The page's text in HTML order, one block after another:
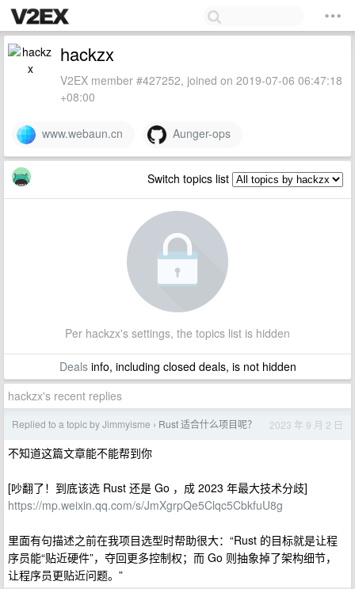
hackzx
V2EX member #427252, joined on 2019-07-06 06:47:18
+08:00
www.webaun.cn Aunger-ops
Switch topics list
Per hackzx's settings, the topics list is hidden
Dealsinfo, including closed deals, is not hidden
hackzx's recent replies
Replied to a topic by Jimmyisme › Rust 适合什么项目呢？ 2023 年 9 月 2 日
不知道这篇文章能不能帮到你
[吵翻了！到底该选 Rust 还是 Go ，成 2023 年最大技术分歧]
https://mp.weixin.qq.com/s/JmXgrpQe5Clqc5CbkfuU8g
里面有句描述之前在我项目选型时帮助很大：“Rust 的目标就是让程
序员能“贴近硬件”，夺回更多控制权；而 Go 则抽象掉了架构细节，
让程序员更贴近问题。”